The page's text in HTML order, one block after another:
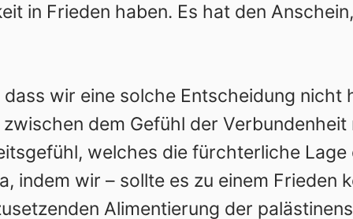
in Frieden haben. Es hat den
wir eine solche Entscheidung nicht
dem Gefühl der
welches die fürchterliche Lage
indem wir – sollte es zu einem Frieden
Alimentierung der